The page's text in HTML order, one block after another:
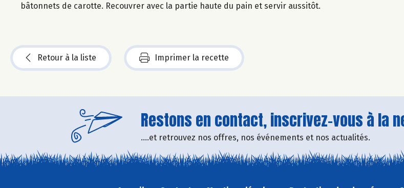
bâtonnets de carotte. Recouvrer avec la partie haute du pain et servir aussitôt.
Retour à la liste Imprimer la recette
Restons en contact, inscrivez-vous à la
....et retrouvez nos offres, nos événements et nos actualités.